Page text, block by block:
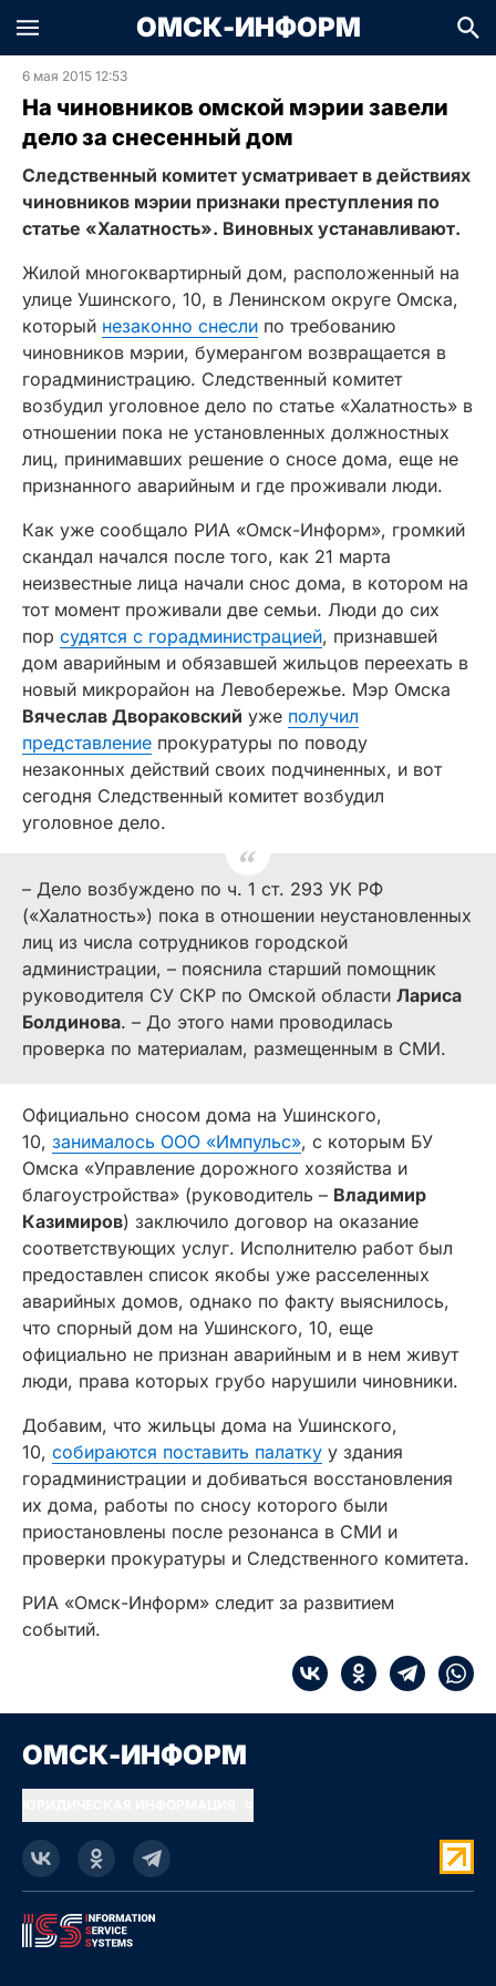
ОМСК-ИНФОРМ
6 мая 2015 12:53
На чиновников омской мэрии завели
дело за снесенный дом
Следственный комитет усматривает в действиях
чиновников мэрии признаки преступления по
статье «Халатность». Виновных устанавливают.
Жилой многоквартирный дом, расположенный на
улице Ушинского, 10, в Ленинском округе Омска,
который незаконно снесли по требованию
чиновников мэрии, бумерангом возвращается в
горадминистрацию. Следственный комитет
возбудил уголовное дело по статье «Халатность» в
отношении пока не установленных должностных
лиц, принимавших решение о сносе дома, еще не
признанного аварийным и где проживали люди.
Как уже сообщало РИА «Омск-Информ», громкий
скандал начался после того, как 21 марта
неизвестные лица начали снос дома, в котором на
тот момент проживали две семьи. Люди до сих
пор судятся с горадминистрацией, признавшей
дом аварийным и обязавшей жильцов переехать в
новый микрорайон на Левобережье. Мэр Омска
Вячеслав Двораковский уже получил
представление прокуратуры по поводу
незаконных действий своих подчиненных, и вот
сегодня Следственный комитет возбудил
уголовное дело.
– Дело возбуждено по ч. 1 ст. 293 УК РФ
(«Халатность») пока в отношении неустановленных
лиц из числа сотрудников городской
администрации, – пояснила старший помощник
руководителя СУ СКР по Омской области Лариса
Болдинова. – До этого нами проводилась
проверка по материалам, размещенным в СМИ.
Официально сносом дома на Ушинского,
10, занималось ООО «Импульс», с которым БУ
Омска «Управление дорожного хозяйства и
благоустройства» (руководитель – Владимир
Казимиров) заключило договор на оказание
соответствующих услуг. Исполнителю работ был
предоставлен список якобы уже расселенных
аварийных домов, однако по факту выяснилось,
что спорный дом на Ушинского, 10, еще
официально не признан аварийным и в нем живут
люди, права которых грубо нарушили чиновники.
Добавим, что жильцы дома на Ушинского,
10, собираются поставить палатку у здания
горадминистрации и добиваться восстановления
их дома, работы по сносу которого были
приостановлены после резонанса в СМИ и
проверки прокуратуры и Следственного комитета.
РИА «Омск-Информ» следит за развитием
событий.
ОМСК-ИНФОРМ